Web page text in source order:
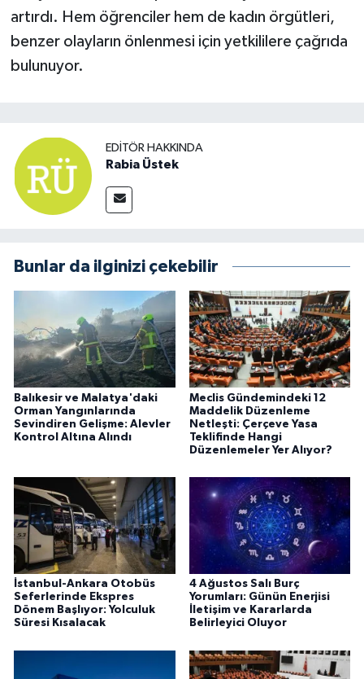
artırdı. Hem öğrenciler hem de kadın örgütleri,
benzer olayların önlenmesi için yetkililere çağrıda
bulunuyor.
EDITÖR HAKKINDA
Rabia Üstek
Bunlar da ilginizi çekebilir
Balıkesir ve Malatya'daki
Orman Yangınlarında
Sevindiren Gelişme: Alevler
Kontrol Altına Alındı
Meclis Gündemindeki 12
Maddelik Düzenleme
Netleşti: Çerçeve Yasa
Teklifinde Hangi
Düzenlemeler Yer Alıyor?
İstanbul-Ankara Otobüs
Seferlerinde Ekspres
Dönem Başlıyor: Yolculuk
Süresi Kısalacak
4 Ağustos Salı Burç
Yorumları: Günün Enerjisi
İletişim ve Kararlarda
Belirleyici Oluyor